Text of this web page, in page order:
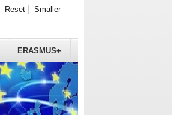
ERASMUS+
Reset Smaller